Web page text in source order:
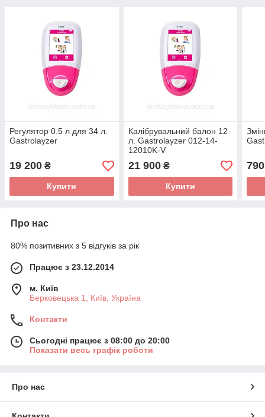
Регулятор 0.5 л для 34 л.
Gastrolayzer
19 200 ₴
Купити
Калібрувальний балон 12
л. Gastrolayzer 012-14-
12010K-V
21 900₴
Купити
790
Про нас
80% позитивних з 5 відгуків за рік
Працює з 23.12.2014
м. Київ
Берковецька 1, Київ, Україна
Контакти
Сьогодні працює з 08:00 до 20:00
Показати весь графік роботи
Про нас